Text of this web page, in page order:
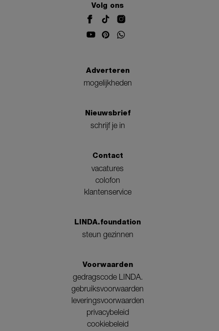
Volg ons
Adverteren
mogelijkheden
Nieuwsbrief
schrijf je in
Contact
vacatures
colofon
klantenservice
LINDA.foundation
steun gezinnen
Voorwaarden
gedragscode LINDA.
gebruiksvoorwaarden
leveringsvoorwaarden
privacybeleid
cookiebeleid